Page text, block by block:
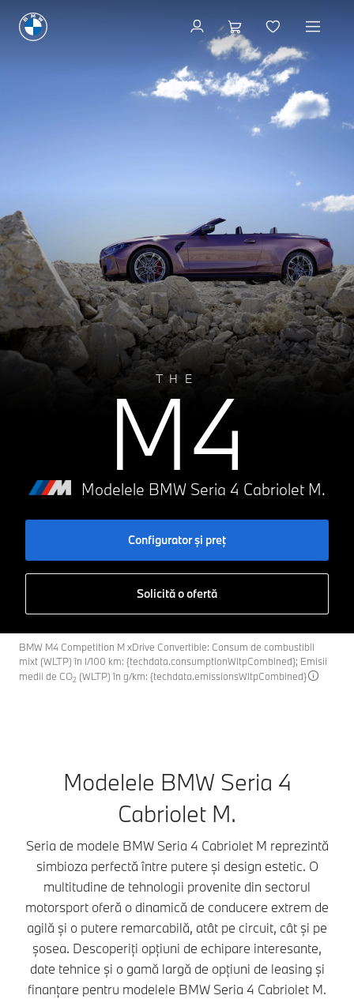
THE
M4
Modelele BMW Seria 4 Cabriolet M.
Configurator şi preţ
Solicită o ofertă
BMW M4 Competition M xDrive Convertible: Consum de combustibil
mixt (WLTP) în l/100 km: {techdata.consumptionWltpCombined}; Emisii
medii de CO2 (WLTP) în g/km: {techdata.emissionsWltpCombined}
Configurator și preț
Configurator și preț
Modelele BMW Seria 4
Cabriolet M.
Seria de modele BMW Seria 4 Cabriolet M reprezintă
simbioza perfectă între putere și design estetic. O
multitudine de tehnologii provenite din sectorul
motorsport oferă o dinamică de conducere extrem de
agilă și o putere remarcabilă, atât pe circuit, cât și pe
șosea. Descoperiți opțiuni de echipare interesante,
date tehnice și o gamă largă de opțiuni de leasing și
finanțare pentru modelele BMW Seria 4 Cabriolet M.